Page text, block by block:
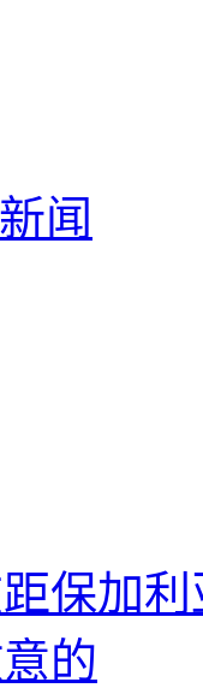
闻
保加
的